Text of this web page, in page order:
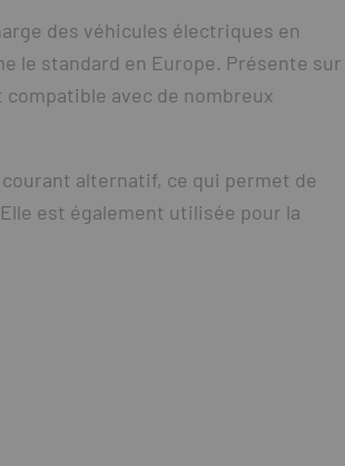
des véhicules électriques en
le standard en Europe. Présente sur
compatible avec de nombreux
courant alternatif, ce qui permet de
est également utilisée pour la